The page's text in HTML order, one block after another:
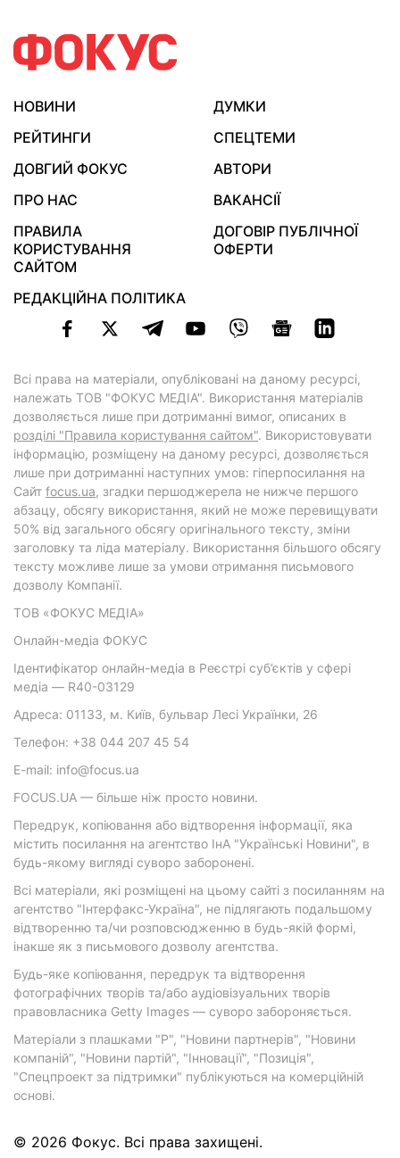
НОВИНИ
ДУМКИ
РЕЙТИНГИ
СПЕЦТЕМИ
ДОВГИЙ ФОКУС
АВТОРИ
ПРО НАС
ВАКАНСІЇ
ПРАВИЛА
КОРИСТУВАННЯ
САЙТОМ
ДОГОВІР ПУБЛІЧНОЇ
ОФЕРТИ
РЕДАКЦІЙНА ПОЛІТИКА
Всі права на матеріали, опубліковані на даному ресурсі,
належать ТОВ "ФОКУС МЕДІА". Використання матеріалів
дозволяється лише при дотриманні вимог, описаних в
розділі "Правила користування сайтом". Використовувати
інформацію, розміщену на даному ресурсі, дозволяється
лише при дотриманні наступних умов: гіперпосилання на
Cайт focus.ua, згадки першоджерела не нижче першого
абзацу, обсягу використання, який не може перевищувати
50% від загального обсягу оригінального тексту, зміни
заголовку та ліда матеріалу. Використання більшого обсягу
тексту можливе лише за умови отримання письмового
дозволу Компанії.
ТОВ «ФОКУС МЕДІА»
Онлайн-медіа ФОКУС
Ідентифікатор онлайн-медіа в Реєстрі суб’єктів у сфері
медіа — R40-03129
Адреса: 01133, м. Київ, бульвар Лесі Українки, 26
Телефон: +38 044 207 45 54
E-mail: info@focus.ua
FOCUS.UA — більше ніж просто новини.
Передрук, копіювання або відтворення інформації, яка
містить посилання на агентство ІнА "Українські Новини", в
будь-якому вигляді суворо заборонені.
Всі матеріали, які розміщені на цьому сайті з посиланням на
агентство "Інтерфакс-Україна", не підлягають подальшому
відтворенню та/чи розповсюдженню в будь-якій формі,
інакше як з письмового дозволу агентства.
Будь-яке копіювання, передрук та відтворення
фотографічних творів та/або аудіовізуальних творів
правовласника Getty Images — суворо забороняється.
Матеріали з плашками "Р", "Новини партнерів", "Новини
компаній", "Новини партій", "Інновації", "Позиція",
"Спецпроект за підтримки" публікуються на комерційній
основі.
© 2026 Фокус. Всі права захищені.